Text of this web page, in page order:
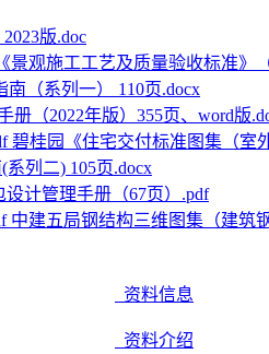
版.doc
景观施工工艺及质量验收标准》
（系列一） 110页.docx
册（2022年版）355页、word版
碧桂园《住宅交付标准图集（室
列二) 105页.docx
设计管理手册（67页）.pdf
中建五局钢结构三维图集（建筑
资料信息
资料介绍